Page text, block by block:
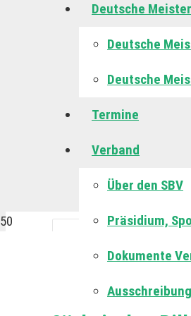
Deutsche
Deutsche
Deutsche
Termine
Verband
Über den SBV
Präsidium,
Dokumente